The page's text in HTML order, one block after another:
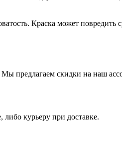
Краска может
предлагаем скидки на наш
курьеру при доставке.